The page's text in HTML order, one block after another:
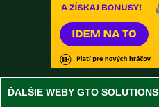
ĎALŠIE WEBY GTO SOLUTIONS